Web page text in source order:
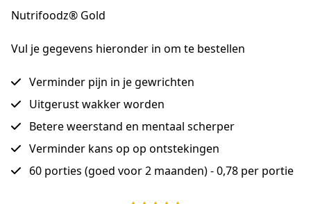
Nutrifoodz® Gold
Vul je gegevens hieronder in om te bestellen
Verminder pijn in je gewrichten
Uitgerust wakker worden
Betere weerstand en mentaal scherper
Verminder kans op op ontstekingen
60 porties (goed voor 2 maanden) - 0,78 per portie